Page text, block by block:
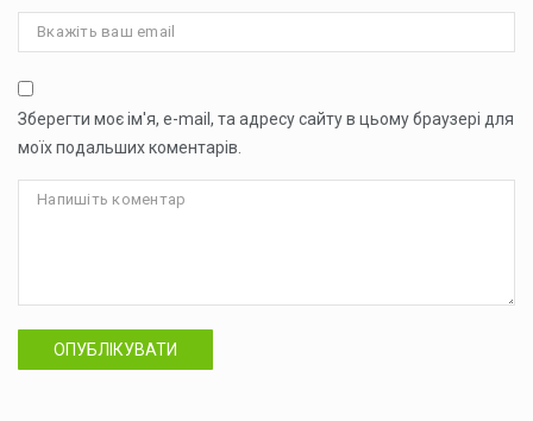
Зберегти моє ім'я, e-mail, та адресу сайту в цьому браузері для
моїх подальших коментарів.
ОПУБЛІКУВАТИ